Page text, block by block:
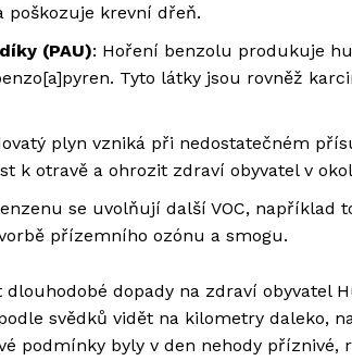
poškozuje krevní dřeň.
(PAU): Hoření benzolu produkuje
Tyto látky jsou rovněž
plyn vzniká při nedostatečném
k otravě a ohrozit zdraví obyvatel v
se uvolňují další VOC, například
přízemního ozónu a smogu.
dopady na zdraví obyvatel
svědků vidět na kilometry daleko,
podmínky byly v den nehody příznivé,